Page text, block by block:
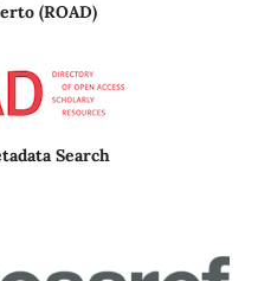
(ROAD)
Search